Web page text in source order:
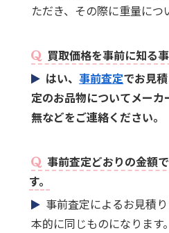
ただき、その際に重量につ
買取価格を事前に知る
はい、事前査定でお見
定のお品物についてメー
無などをご連絡ください。
事前査定どおりの金額
す。
事前査定によるお見積
本的に同じものになります